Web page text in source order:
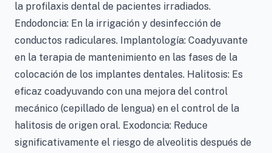
la profilaxis dental de pacientes irradiados.
Endodoncia: En la irrigación y desinfección de
conductos radiculares. Implantología: Coadyuvante
en la terapia de mantenimiento en las fases de la
colocación de los implantes dentales. Halitosis: Es
eficaz coadyuvando con una mejora del control
mecánico (cepillado de lengua) en el control de la
halitosis de origen oral. Exodoncia: Reduce
significativamente el riesgo de alveolitis después de